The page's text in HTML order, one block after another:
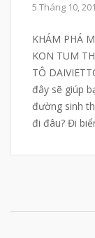
5 Tháng 10,
KHÁM PHÁ
KON TUM
TÔ
đây sẽ giúp
đường sinh
đi đâu? Đi